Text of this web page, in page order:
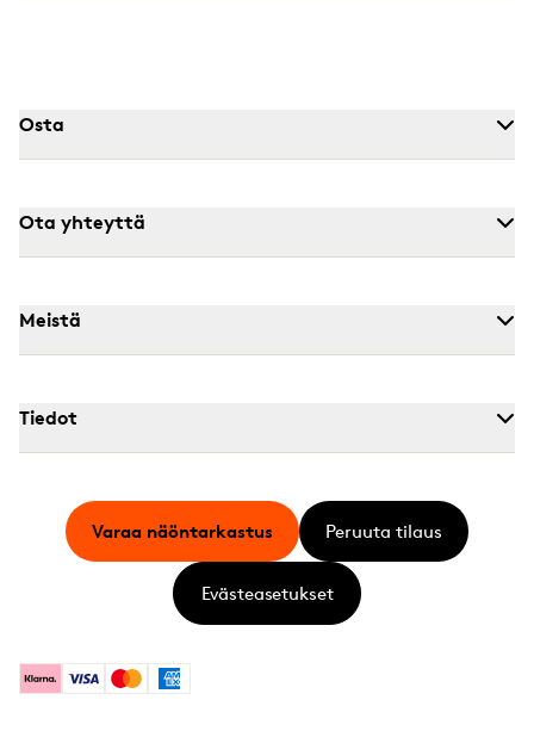
Osta
Ota yhteyttä
Meistä
Tiedot
KlarnaVisa MastercardAmerican Express
Varaa näöntarkastus Peruuta tilaus
Evästeasetukset